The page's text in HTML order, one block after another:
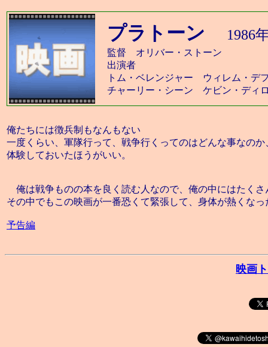
プラトーン 1986
監督 オリバー・ストーン
出演者
トム・ベレンジャー ウィレム・デ
チャーリー・シーン ケビン・ディ
俺たちには徴兵制もなんもない
一度くらい、軍隊行って、戦争行くってのはどんな事なのか
体験しておいたほうがいい。
俺は戦争ものの本を良く読む人なので、俺の中にはたく
その中でもこの映画が一番恐くて緊張して、身体が熱くな
予告編
映画